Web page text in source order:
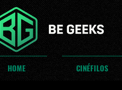
HOME CINÉFILOS